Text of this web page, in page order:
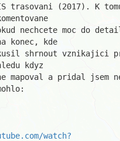
trasovani (2017). K
nechcete moc do
konec, kde
shrnout vznikajici
kdyz
mapoval a pridal jsem
watch?